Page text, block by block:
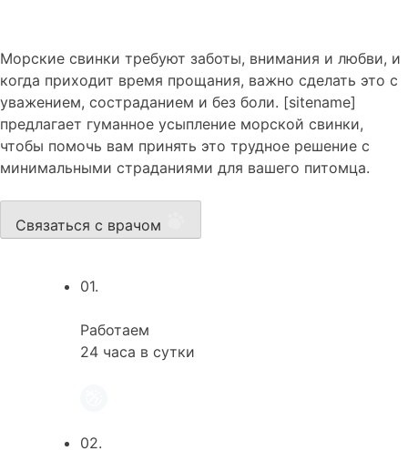
Морские свинки требуют заботы, внимания и любви, и
когда приходит время прощания, важно сделать это с
уважением, состраданием и без боли. [sitename]
предлагает гуманное усыпление морской свинки,
чтобы помочь вам принять это трудное решение с
минимальными страданиями для вашего питомца.
Связаться с врачом
01.
Работаем
24 часа в сутки
02.